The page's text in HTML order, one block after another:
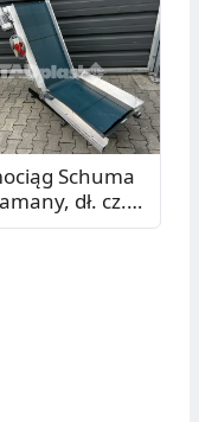
Schuma
dł. cz.
m, dł. cz.